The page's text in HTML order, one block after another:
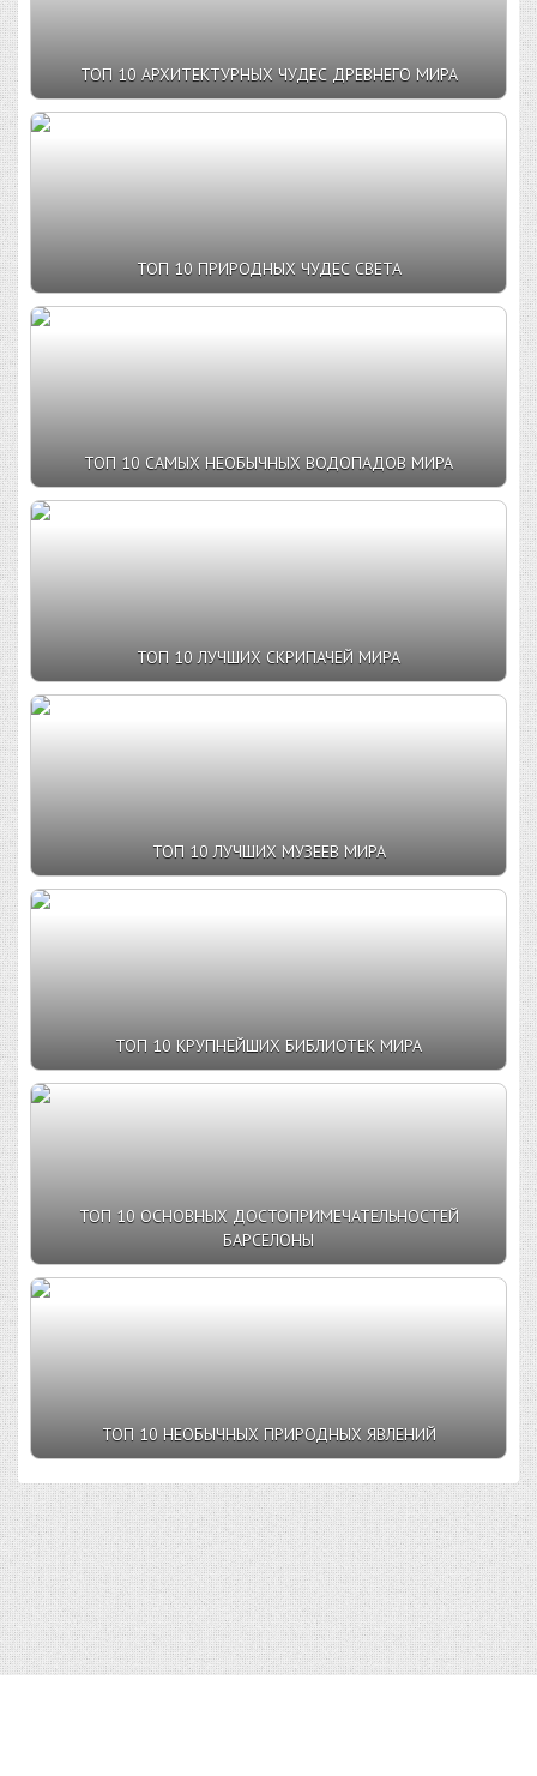
ТОП 10 АРХИТЕКТУРНЫХ ЧУДЕС ДРЕВНЕГО МИРА
ТОП 10 ПРИРОДНЫХ ЧУДЕС СВЕТА
ТОП 10 САМЫХ НЕОБЫЧНЫХ ВОДОПАДОВ МИРА
ТОП 10 ЛУЧШИХ СКРИПАЧЕЙ МИРА
ТОП 10 ЛУЧШИХ МУЗЕЕВ МИРА
ТОП 10 КРУПНЕЙШИХ БИБЛИОТЕК МИРА
ТОП 10 ОСНОВНЫХ ДОСТОПРИМЕЧАТЕЛЬНОСТЕЙ
БАРСЕЛОНЫ
ТОП 10 НЕОБЫЧНЫХ ПРИРОДНЫХ ЯВЛЕНИЙ